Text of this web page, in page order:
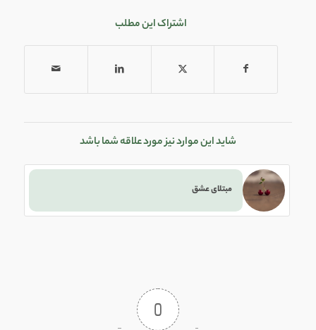
اشتراک این مطلب
شاید این موارد نیز مورد علاقه شما باشد
مبتلای عشق
0